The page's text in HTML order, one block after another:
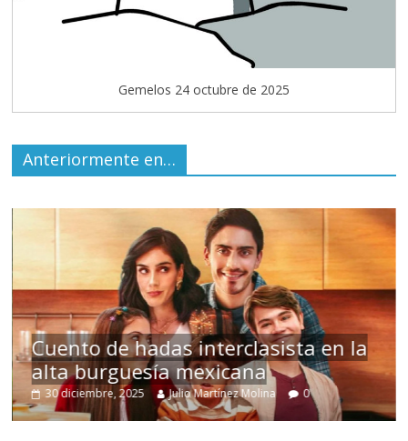
Gemelos 24 octubre de 2025
Anteriormente en…
Cuento de hadas interclasista en la
alta burguesía mexicana
30 diciembre, 2025 Julio Martínez Molina 0